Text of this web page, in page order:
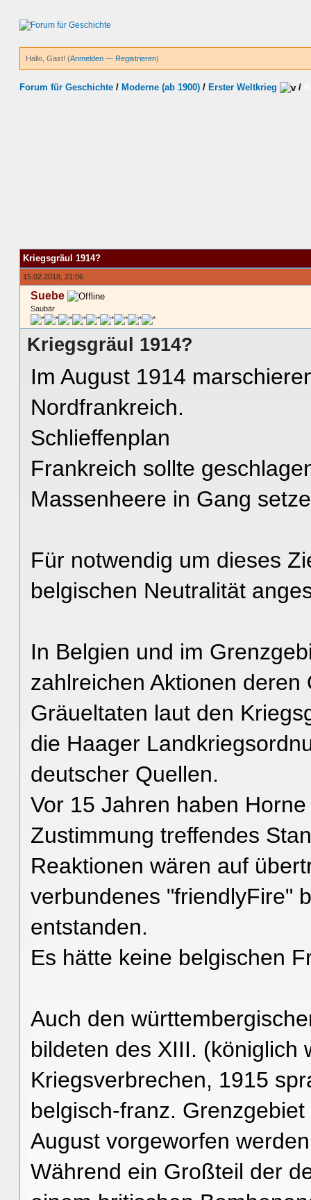
Hallo, Gast! (Anmelden — Registrieren)
Forum für Geschichte / Moderne (ab 1900) / Erster Weltkrieg /
Kriegsgräul 1914?
15.02.2018, 21:06
Suebe
Saubär
Kriegsgräul 1914?
Im August 1914
Nordfrankreich.
Schlieffenplan
Frankreich sollte
Massenheere in Gang
Für notwendig um dieses
belgischen Neutralität
In Belgien und im
zahlreichen Aktionen
Gräueltaten laut den
die Haager
deutscher Quellen.
Vor 15 Jahren haben
Zustimmung treffendes
Reaktionen wären auf
verbundenes "friendlyFire"
entstanden.
Es hätte keine belgischen
Auch den
bildeten des XIII. (königlich
Kriegsverbrechen, 1915
belgisch-franz.
August vorgeworfen
Während ein Großteil der